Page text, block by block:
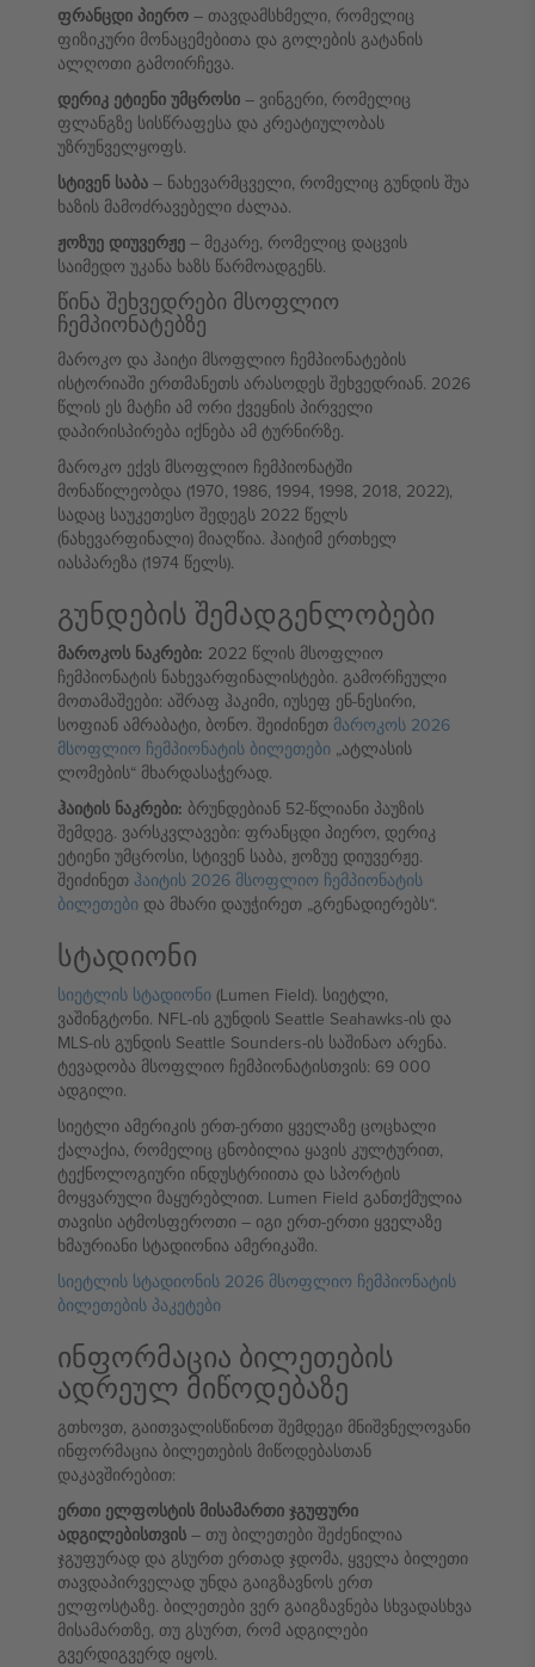
ფრანცდი პიერო – თავდამსხმელი, რომელიც
ფიზიკური მონაცემებითა და გოლების გატანის
ალღოთი გამოირჩევა.
დერიკ ეტიენი უმცროსი – ვინგერი, რომელიც
ფლანგზე სისწრაფესა და კრეატიულობას
უზრუნველყოფს.
სტივენ საბა – ნახევარმცველი, რომელიც გუნდის შუა
ხაზის მამოძრავებელი ძალაა.
ჟოზუე დიუვერჟე – მეკარე, რომელიც დაცვის
საიმედო უკანა ხაზს წარმოადგენს.
წინა შეხვედრები მსოფლიო
ჩემპიონატებზე
მაროკო და ჰაიტი მსოფლიო ჩემპიონატების
ისტორიაში ერთმანეთს არასოდეს შეხვედრიან. 2026
წლის ეს მატჩი ამ ორი ქვეყნის პირველი
დაპირისპირება იქნება ამ ტურნირზე.
მაროკო ექვს მსოფლიო ჩემპიონატში
მონაწილეობდა (1970, 1986, 1994, 1998, 2018, 2022),
სადაც საუკეთესო შედეგს 2022 წელს
(ნახევარფინალი) მიაღწია. ჰაიტიმ ერთხელ
იასპარეზა (1974 წელს).
გუნდების შემადგენლობები
მაროკოს ნაკრები: 2022 წლის მსოფლიო
ჩემპიონატის ნახევარფინალისტები. გამორჩეული
მოთამაშეები: აშრაფ ჰაკიმი, იუსეფ ენ-ნესირი,
სოფიან ამრაბატი, ბონო. შეიძინეთ მაროკოს 2026
მსოფლიო ჩემპიონატის ბილეთები „ატლასის
ლომების“ მხარდასაჭერად.
ჰაიტის ნაკრები: ბრუნდებიან 52-წლიანი პაუზის
შემდეგ. ვარსკვლავები: ფრანცდი პიერო, დერიკ
ეტიენი უმცროსი, სტივენ საბა, ჟოზუე დიუვერჟე.
შეიძინეთ ჰაიტის 2026 მსოფლიო ჩემპიონატის
ბილეთები და მხარი დაუჭირეთ „გრენადიერებს“.
სტადიონი
სიეტლის სტადიონი (Lumen Field). სიეტლი,
ვაშინგტონი. NFL-ის გუნდის Seattle Seahawks-ის და
MLS-ის გუნდის Seattle Sounders-ის საშინაო არენა.
ტევადობა მსოფლიო ჩემპიონატისთვის: 69 000
ადგილი.
სიეტლი ამერიკის ერთ-ერთი ყველაზე ცოცხალი
ქალაქია, რომელიც ცნობილია ყავის კულტურით,
ტექნოლოგიური ინდუსტრიითა და სპორტის
მოყვარული მაყურებლით. Lumen Field განთქმულია
თავისი ატმოსფეროთი – იგი ერთ-ერთი ყველაზე
ხმაურიანი სტადიონია ამერიკაში.
სიეტლის სტადიონის 2026 მსოფლიო ჩემპიონატის
ბილეთების პაკეტები
ინფორმაცია ბილეთების
ადრეულ მიწოდებაზე
გთხოვთ, გაითვალისწინოთ შემდეგი მნიშვნელოვანი
ინფორმაცია ბილეთების მიწოდებასთან
დაკავშირებით:
ერთი ელფოსტის მისამართი ჯგუფური
ადგილებისთვის – თუ ბილეთები შეძენილია
ჯგუფურად და გსურთ ერთად ჯდომა, ყველა ბილეთი
თავდაპირველად უნდა გაიგზავნოს ერთ
ელფოსტაზე. ბილეთები ვერ გაიგზავნება სხვადასხვა
მისამართზე, თუ გსურთ, რომ ადგილები
გვერდიგვერდ იყოს.